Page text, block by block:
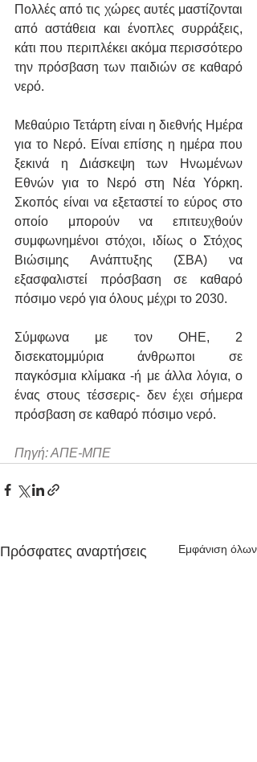
Πολλές από τις χώρες αυτές μαστίζονται
από αστάθεια και ένοπλες συρράξεις,
κάτι που περιπλέκει ακόμα περισσότερο
την πρόσβαση των παιδιών σε καθαρό
νερό.
Μεθαύριο Τετάρτη είναι η διεθνής Ημέρα
για το Νερό. Είναι επίσης η ημέρα που
ξεκινά η Διάσκεψη των Ηνωμένων
Εθνών για το Νερό στη Νέα Υόρκη.
Σκοπός είναι να εξεταστεί το εύρος στο
οποίο μπορούν να επιτευχθούν
συμφωνημένοι στόχοι, ιδίως ο Στόχος
Βιώσιμης Ανάπτυξης (ΣΒΑ) να
εξασφαλιστεί πρόσβαση σε καθαρό
πόσιμο νερό για όλους μέχρι το 2030.
Σύμφωνα με τον ΟΗΕ, 2
δισεκατομμύρια άνθρωποι σε
παγκόσμια κλίμακα -ή με άλλα λόγια, ο
ένας στους τέσσερις- δεν έχει σήμερα
πρόσβαση σε καθαρό πόσιμο νερό.
Πηγή: ΑΠΕ-ΜΠΕ
Πρόσφατες αναρτήσεις Εμφάνιση όλων